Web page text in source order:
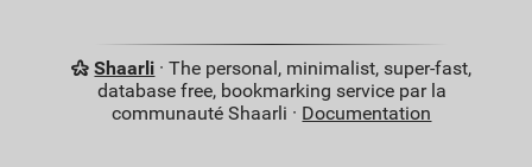
Shaarli · The personal, minimalist, super-fast,
database free, bookmarking service par la
communauté Shaarli · Documentation